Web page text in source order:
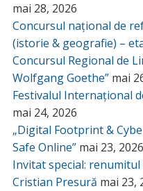
mai 28, 2026
Concursul național de
(istorie & geografie) –
Concursul Regional de
Wolfgang Goethe” mai
Festivalul Internațional
mai 24, 2026
„Digital Footprint &
Safe Online” mai 23, 2026
Invitat special:
Cristian Presură mai 23,